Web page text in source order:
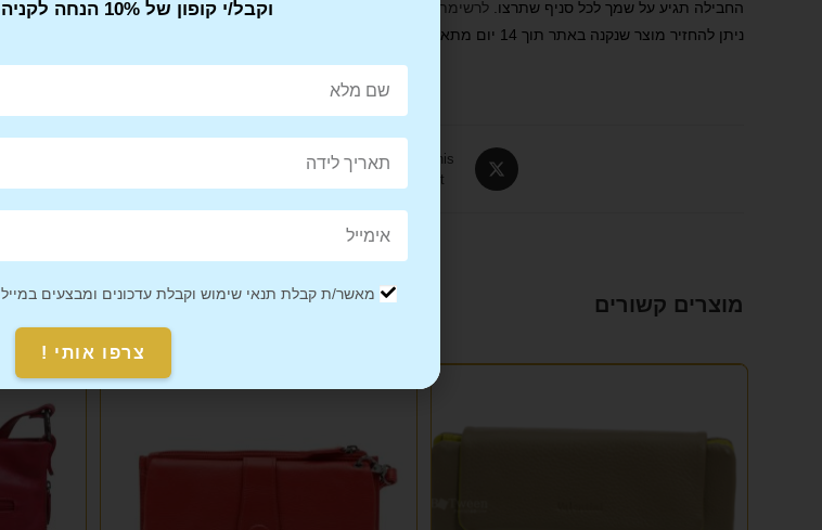
החבילה תגיע על שמך לכל סניף שתרצו. לרשימת הסניפים שלנו
ניתן להחזיר מוצר שנקנה באתר תוך 14 יום מתאריך הרכישה. יש לדאוג שהמוצר הוחזר באריזתו המקורית, ככל הניתן, ומבלי שנעשה בו שימוש ו/או נגרם פגם או נזק.
Tweet This
Product
מוצרים קשורים
מבצע!
וקבל/י קופון של 10% הנחה לקניה הראשונה!
מאשר/ת קבלת תנאי שימוש וקבלת עדכונים ומבצעים במייל
צרפו אותי !